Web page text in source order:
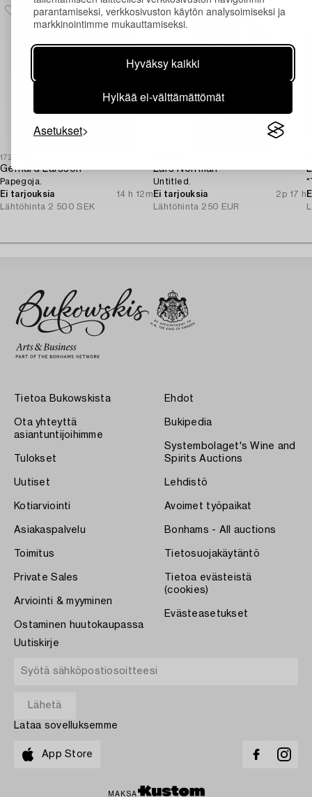
parantamiseksi, verkkosivuston käytön analysoimiseksi ja
markkinointimme mukauttamiseksi.
Hyväksy kaikki
Hylkää ei-välttämättömät
Asetukset
1727919
Gerhard Larsson
Papegoja.
Ei tarjouksia
14 h 12m
Lähtöhinta 2 500 SEK
Lars Norrman
Untitled.
Ei tarjouksia
2p 17 h
Lähtöhinta 250 EUR
Tietoa Bukowskista
Ota yhteyttä
asiantuntijoihimme
Tulokset
Uutiset
Kotiarviointi
Asiakaspalvelu
Toimitus
Private Sales
Arviointi & myyminen
Ostaminen huutokaupassa
Ehdot
Bukipedia
Systembolaget's Wine and
Spirits Auctions
Lehdistö
Avoimet työpaikat
Bonhams - All auctions
Tietosuojakäytäntö
Tietoa evästeistä
(cookies)
Evästeasetukset
Uutiskirje
Lataa sovelluksemme
App Store
MAKSA